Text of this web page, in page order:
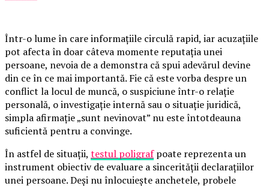
Într-o lume în care informațiile circulă rapid, iar acuzațiile
pot afecta în doar câteva momente reputația unei
persoane, nevoia de a demonstra că spui adevărul devine
din ce în ce mai importantă. Fie că este vorba despre un
conflict la locul de muncă, o suspiciune într-o relație
personală, o investigație internă sau o situație juridică,
simpla afirmație „sunt nevinovat” nu este întotdeauna
suficientă pentru a convinge.
În astfel de situații, testul poligrafpoate reprezenta un
instrument obiectiv de evaluare a sincerității declarațiilor
unei persoane. Deși nu înlocuiește anchetele, probele